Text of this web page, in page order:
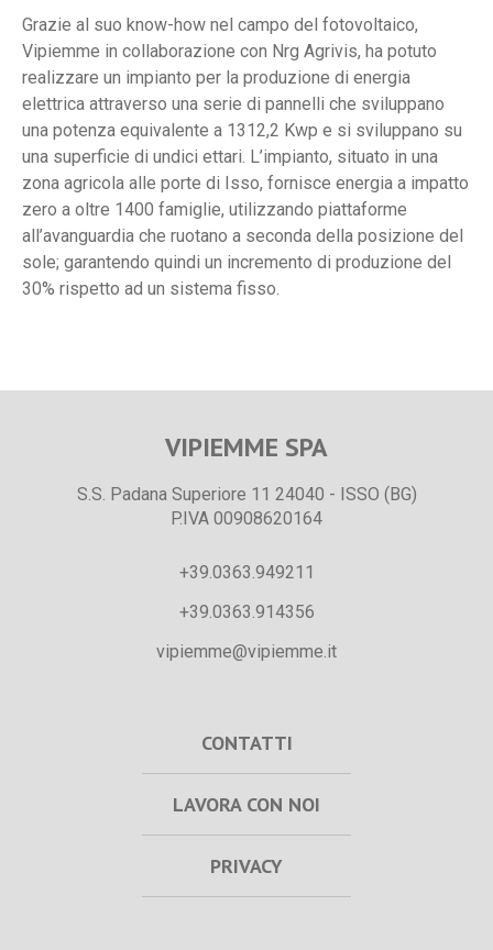
Grazie al suo know-how nel campo del fotovoltaico,
Vipiemme in collaborazione con Nrg Agrivis, ha potuto
realizzare un impianto per la produzione di energia
elettrica attraverso una serie di pannelli che sviluppano
una potenza equivalente a 1312,2 Kwp e si sviluppano su
una superficie di undici ettari. L’impianto, situato in una
zona agricola alle porte di Isso, fornisce energia a impatto
zero a oltre 1400 famiglie, utilizzando piattaforme
all’avanguardia che ruotano a seconda della posizione del
sole; garantendo quindi un incremento di produzione del
30% rispetto ad un sistema fisso.
VIPIEMME SPA
S.S. Padana Superiore 11 24040 - ISSO (BG)
P.IVA 00908620164
+39.0363.949211
+39.0363.914356
vipiemme@vipiemme.it
CONTATTI
LAVORA CON NOI
PRIVACY